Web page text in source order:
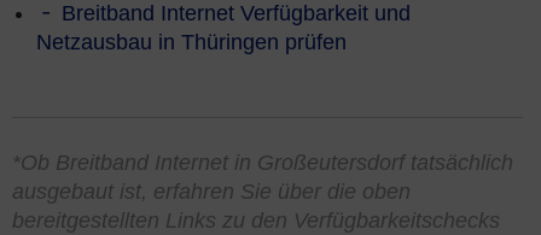
Breitband Internet Verfügbarkeit und
Netzausbau in Thüringen prüfen
*Ob Breitband Internet in Großeutersdorf tatsächlich
ausgebaut ist, erfahren Sie über die oben
bereitgestellten Links zu den Verfügbarkeitschecks